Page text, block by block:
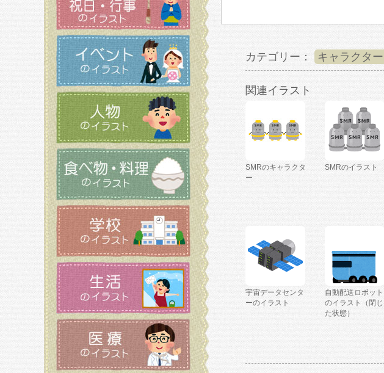
カテゴリー： キャラクター
関連イラスト
SMRのキャラクタ
ー
SMRのイラスト
宇宙データセンタ
ーのイラスト
自動配送ロボット
のイラスト（閉じ
た状態）